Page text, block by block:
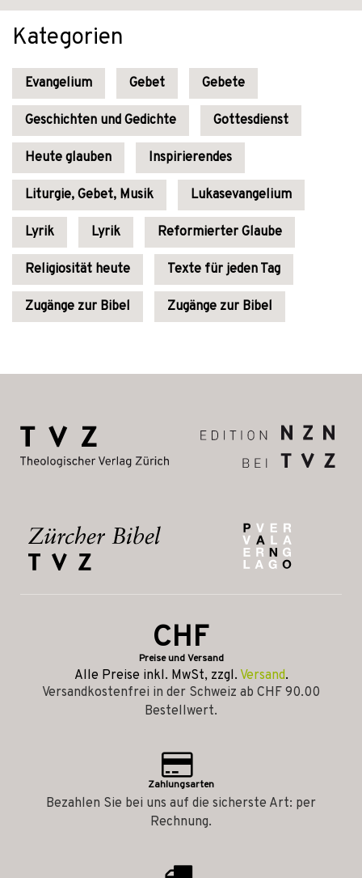
Kategorien
Evangelium Gebet Gebete
Geschichten und Gedichte Gottesdienst
Heute glauben Inspirierendes
Liturgie, Gebet, Musik Lukasevangelium
Lyrik Lyrik Reformierter Glaube
Religiosität heute Texte für jeden Tag
Zugänge zur Bibel Zugänge zur Bibel
CHF
Preise und Versand
Alle Preise inkl. MwSt, zzgl. Versand.
Versandkostenfrei in der Schweiz ab CHF 90.00
Bestellwert.
Zahlungsarten
Bezahlen Sie bei uns auf die sicherste Art: per
Rechnung.